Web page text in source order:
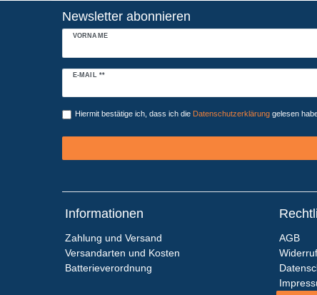
Newsletter abonnieren
VORNAME
E-MAIL **
Newsletter
Hiermit bestätige ich, dass ich die Daten­schutz­erklärunggelesen
Informationen
Zahlung und Versand
Versandarten und Kosten
Batterieverordnung
AGB